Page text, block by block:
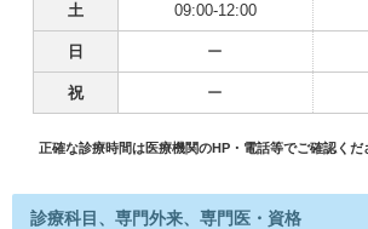
土 09:00-12:00
日 ー
祝 ー
正確な診療時間は医療機関のHP・電話等でご確認くだ
診療科目、専門外来、専門医・資格